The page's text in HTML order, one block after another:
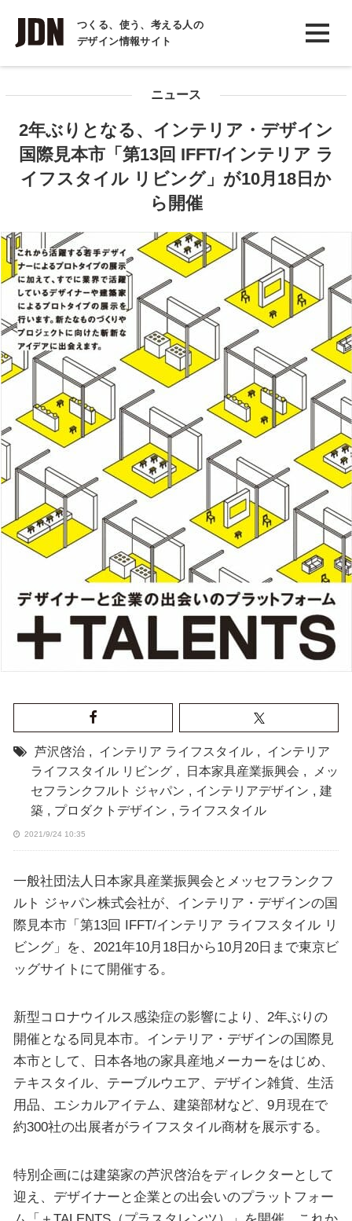
つくる、使う、考える人の
デザイン情報サイト
INTERVIEW
インタビュー
COLUMN
コラム
ニュース
2年ぶりとなる、インテリア・デザイン
国際見本市「第13回 IFFT/インテリア ラ
イフスタイル リビング」が10月18日か
ら開催
芦沢啓治 , インテリア ライフスタイル ,
インテリア
ライフスタイル リビング , 日本家具産業振興会 ,
メッ
セフランクフルト ジャパン , インテリアデザイン , 建
築 , プロダクトデザイン , ライフスタイル
2021/9/24 10:35
一般社団法人日本家具産業振興会とメッセフランクフ
ルト ジャパン株式会社が、インテリア・デザインの国
際見本市「第13回 IFFT/インテリア ライフスタイル リ
ビング」を、2021年10月18日から10月20日まで東京ビ
ッグサイトにて開催する。
新型コロナウイルス感染症の影響により、2年ぶりの
開催となる同見本市。インテリア・デザインの国際見
本市として、日本各地の家具産地メーカーをはじめ、
テキスタイル、テーブルウエア、デザイン雑貨、生活
用品、エシカルアイテム、建築部材など、9月現在で
約300社の出展者がライフスタイル商材を展示する。
特別企画には建築家の芦沢啓治をディレクターとして
迎え、デザイナーと企業との出会いのプラットフォー